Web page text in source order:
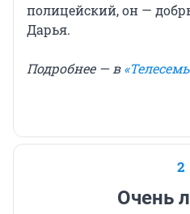
полицейский, он —
Дарья.
Подробнее — в
2
Очень